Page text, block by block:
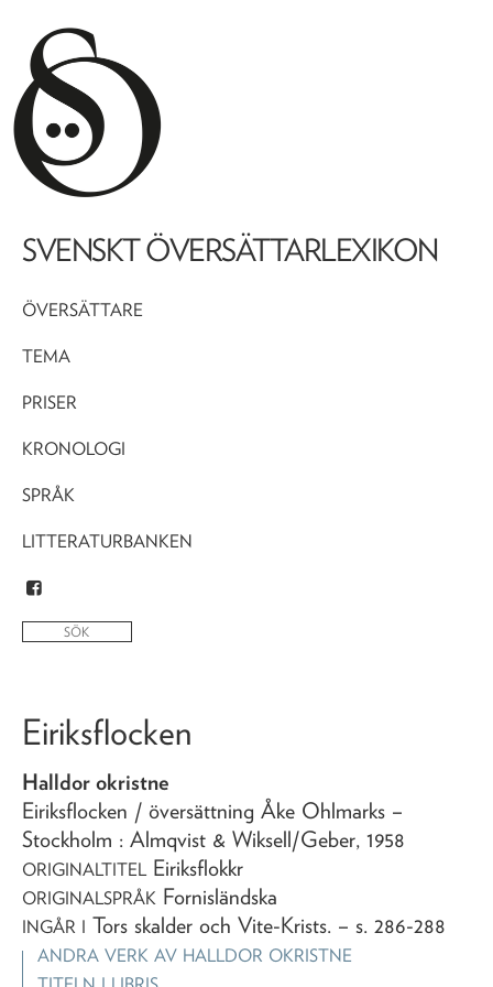
SVENSKT ÖVERSÄTTARLEXIKON
ÖVERSÄTTARE
TEMA
PRISER
KRONOLOGI
SPRÅK
LITTERATURBANKEN
Eiriksflocken
Halldor okristne
Eiriksflocken / översättning Åke Ohlmarks –
Stockholm : Almqvist & Wiksell/Geber, 1958
ORIGINALTITEL Eiriksflokkr
ORIGINALSPRÅK Fornisländska
INGÅR I Tors skalder och Vite-Krists. – s. 286-288
ANDRA VERK AV HALLDOR OKRISTNE